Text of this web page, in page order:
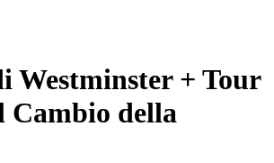
Westminster + Tour
Cambio della